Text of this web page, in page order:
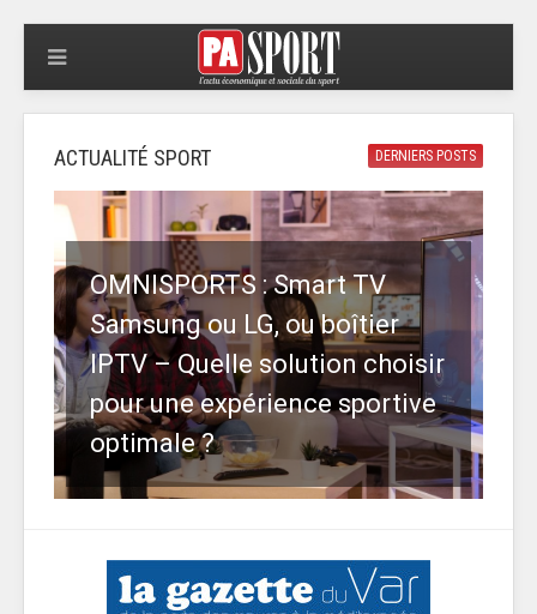
DERNIERS POSTS
ACTUALITÉ SPORT
OMNISPORTS : Smart TV
Samsung ou LG, ou boîtier
IPTV – Quelle solution choisir
pour une expérience sportive
optimale ?